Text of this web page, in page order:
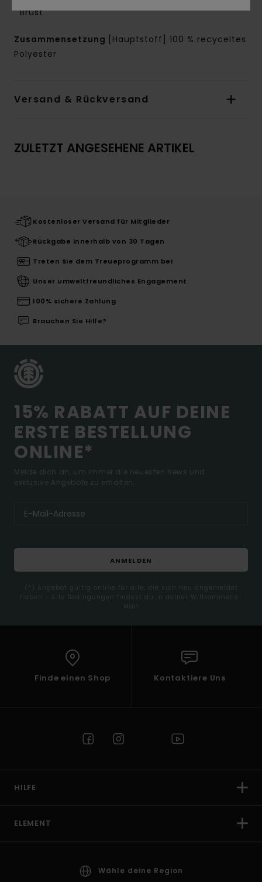
Brust
Zusammensetzung
[Hauptstoff] 100 % recyceltes
Polyester
Versand & Rückversand
ZULETZT ANGESEHENE ARTIKEL
Kostenloser Versand für Mitglieder
Rückgabe innerhalb von 30 Tagen
Treten Sie dem Treueprogramm bei
Unser umweltfreundliches Engagement
100% sichere Zahlung
Brauchen Sie Hilfe?
15% RABATT AUF DEINE
ERSTE BESTELLUNG
ONLINE*
Melde dich an, um immer die neuesten News und
exklusive Angebote zu erhalten.
ANMELDEN
(*) Angebot gültig online für alle, die sich neu angemeldet
haben - Alle Bedingungen findest du in deiner Willkommens-
Mail
Finde einen Shop Kontaktiere Uns
HILFE
ELEMENT
Wähle deine Region